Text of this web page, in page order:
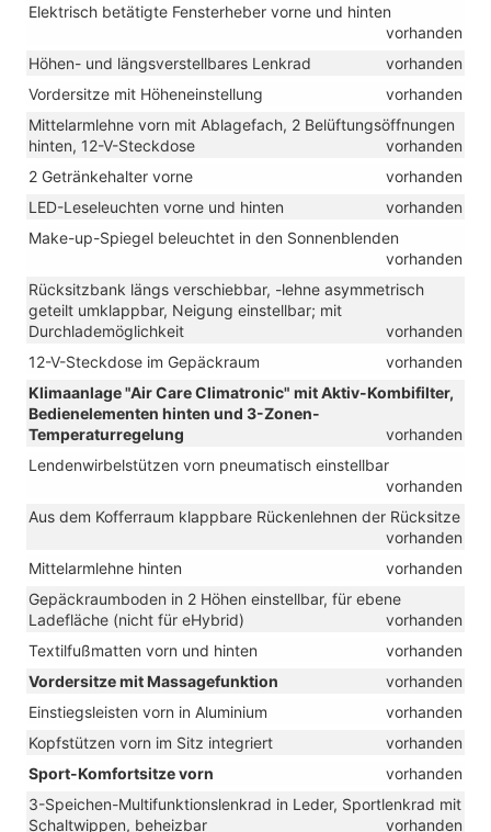
Elektrisch betätigte Fensterheber vorne und hinten
vorhanden
Höhen- und längsverstellbares Lenkrad
vorhanden
Vordersitze mit Höheneinstellung
vorhanden
Mittelarmlehne vorn mit Ablagefach, 2 Belüftungsöffnungen
hinten, 12-V-Steckdose
vorhanden
2 Getränkehalter vorne
vorhanden
LED-Leseleuchten vorne und hinten
vorhanden
Make-up-Spiegel beleuchtet in den Sonnenblenden
vorhanden
Rücksitzbank längs verschiebbar, -lehne asymmetrisch
geteilt umklappbar, Neigung einstellbar; mit
Durchlademöglichkeit
vorhanden
12-V-Steckdose im Gepäckraum
vorhanden
Klimaanlage "Air Care Climatronic" mit Aktiv-Kombifilter,
Bedienelementen hinten und 3-Zonen-
Temperaturregelung
vorhanden
Lendenwirbelstützen vorn pneumatisch einstellbar
vorhanden
Aus dem Kofferraum klappbare Rückenlehnen der Rücksitze
vorhanden
Mittelarmlehne hinten
vorhanden
Gepäckraumboden in 2 Höhen einstellbar, für ebene
Ladefläche (nicht für eHybrid)
vorhanden
Textilfußmatten vorn und hinten
vorhanden
Vordersitze mit Massagefunktion
vorhanden
Einstiegsleisten vorn in Aluminium
vorhanden
Kopfstützen vorn im Sitz integriert
vorhanden
Sport-Komfortsitze vorn
vorhanden
3-Speichen-Multifunktionslenkrad in Leder, Sportlenkrad mit
Schaltwippen, beheizbar
vorhanden